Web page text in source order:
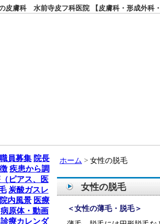
皮膚科 水前寺皮フ科医院 【皮膚科・形成外科
職員募集 院長
疾患から調
ピアス、医
炭酸ガスレ
院内風景 医療
病原体・動画
診療カレンダ
ホーム 女性の脱毛
女性の脱毛
＜女性の薄毛・脱毛＞